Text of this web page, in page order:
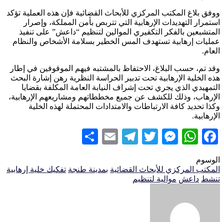
ووفق بلاغ المكتب المركزي للأبحاث القضائية فإن هذه العملية تؤكد
استمرار التهديدات الإرهابية التي تتربص بأمن المملكة، وإصرار
المتشبعين بالفكر التكفيري الموالين لتنظيم “داعش” على تنفيذ
عمليات إرهابية تستهدف المس الخطير بسلامة الأشخاص والنظام
العام.
وقد تم، حسب البلاغ، الاحتفاظ بالمشتبه فيهم الموقوفين في إطار
هذه الخلية الإرهابية تحت تدبير الحراسة النظرية رهن إشارة البحث
التمهيدي الذي يجري تحت إشراف النيابة العامة المكلفة بقضايا
الإرهاب، وذلك للكشف عن جميع مخططاتهم ومشاريعهم الإرهابية،
وكذا تحديد كافة الارتباطات والامتدادات المحتملة لهذه الخلية
الإرهابية.
Facebook
WhatsApp
Messenger
Twitter
Telegram
Email
الوسوم
المكتب المركزي للأبحاث القضائية بمدينة طنجة تفكيك خلية إرهابية
تنشط داعش موالية لتنظيم